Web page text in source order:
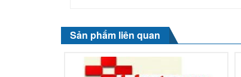
Sản phẩm liên quan